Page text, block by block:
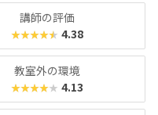
講師の評価
★★★★★ 4.38
教室外の環境
★★★★★ 4.13